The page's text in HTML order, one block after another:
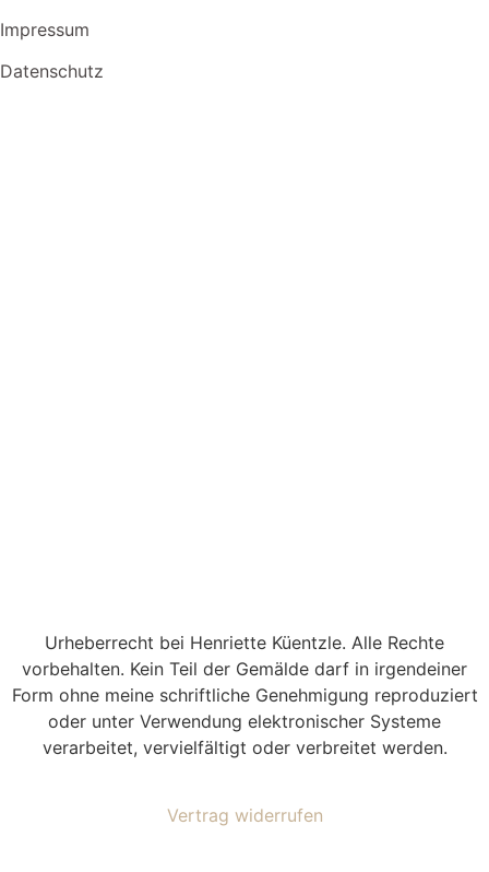
Impressum
Datenschutz
Urheberrecht bei Henriette Küentzle. Alle Rechte
vorbehalten. Kein Teil der Gemälde darf in irgendeiner
Form ohne meine schriftliche Genehmigung reproduziert
oder unter Verwendung elektronischer Systeme
verarbeitet, vervielfältigt oder verbreitet werden.
Vertrag widerrufen